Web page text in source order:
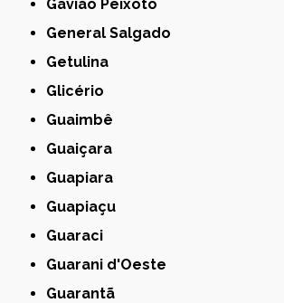
Gavião Peixoto
General Salgado
Getulina
Glicério
Guaimbê
Guaiçara
Guapiara
Guapiaçu
Guaraci
Guarani d'Oeste
Guarantã